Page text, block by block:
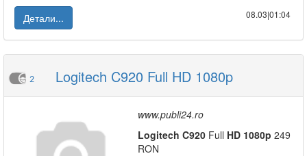
Детали...
08.03|01:04
2 Logitech C920 Full HD 1080p
www.publi24.ro
Logitech C920 Full HD 1080p 249
RON